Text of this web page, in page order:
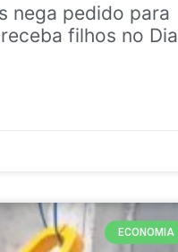
nega pedido para
filhos no Dia
ECONOMIA